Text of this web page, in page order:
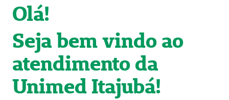
Olá!
Seja bem vindo ao
atendimento da
Unimed Itajubá!